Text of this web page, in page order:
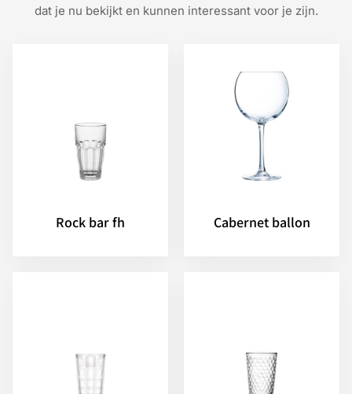
dat je nu bekijkt en kunnen interessant voor je zijn.
Rock bar fh Cabernet ballon